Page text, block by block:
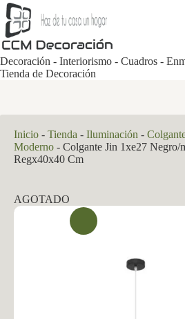
Saltar
al
contenido
Decoración - Interiorismo - Cuadros -
Tienda de Decoración
Inicio - Tienda - Iluminación -
Moderno - Colgante Jin 1xe27 Negro/
Regx40x40 Cm
AGOTADO